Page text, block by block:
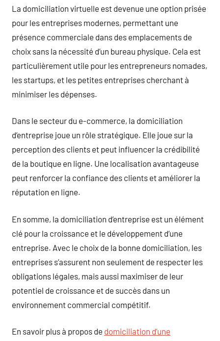
La domiciliation virtuelle est devenue une option prisée
pour les entreprises modernes, permettant une
présence commerciale dans des emplacements de
choix sans la nécessité d’un bureau physique. Cela est
particulièrement utile pour les entrepreneurs nomades,
les startups, et les petites entreprises cherchant à
minimiser les dépenses.
Dans le secteur du e-commerce, la domiciliation
d’entreprise joue un rôle stratégique. Elle joue sur la
perception des clients et peut influencer la crédibilité
de la boutique en ligne. Une localisation avantageuse
peut renforcer la confiance des clients et améliorer la
réputation en ligne.
En somme, la domiciliation d’entreprise est un élément
clé pour la croissance et le développement d’une
entreprise. Avec le choix de la bonne domiciliation, les
entreprises s’assurent non seulement de respecter les
obligations légales, mais aussi maximiser de leur
potentiel de croissance et de succès dans un
environnement commercial compétitif.
En savoir plus à propos de domiciliation d’une